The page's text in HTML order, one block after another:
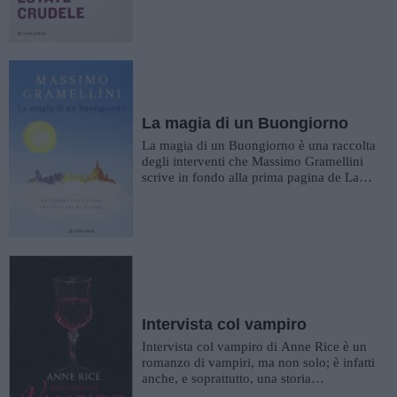
La magia di un Buongiorno
La magia di un Buongiorno è una raccolta
degli interventi che Massimo Gramellini
scrive in fondo alla prima pagina de La
Intervista col vampiro
Intervista col vampiro di Anne Rice è un
romanzo di vampiri, ma non solo; è infatti
anche, e soprattutto, una storia